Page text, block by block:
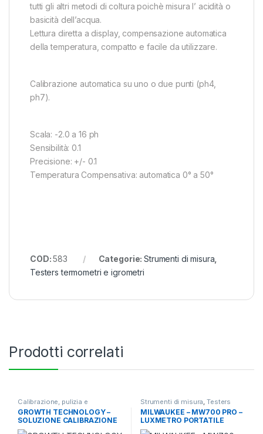
tutti gli altri metodi di coltura poichè misura l’ acidità o
basicità dell’acqua.
Lettura diretta a display, compensazione automatica
della temperatura, compatto e facile da utilizzare.
Calibrazione automatica su uno o due punti (ph4,
ph7).
Scala: -2.0 a 16 ph
Sensibilità: 0.1
Precisione: +/- 0.1
Temperatura Compensativa: automatica 0° a 50°
COD:583 Categorie:Strumenti di misura
Testers termometri e igrometri
Prodotti correlati
Calibrazione, pulizia e
conservazione,Strumenti di
misura
GROWTH TECHNOLOGY –
SOLUZIONE CALIBRAZIONE
PH 7.01 1L
Strumenti di misura ,Testers
termometri e igrometri
MILWAUKEE – MW700 PRO –
LUXMETRO PORTATILE